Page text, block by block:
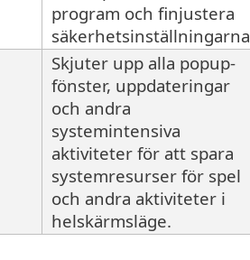
program och finjustera
Skjuter upp alla popup-
fönster, uppdateringar
och andra
systemintensiva
aktiviteter för att spara
systemresurser för spel
och andra aktiviteter i
helskärmsläge.